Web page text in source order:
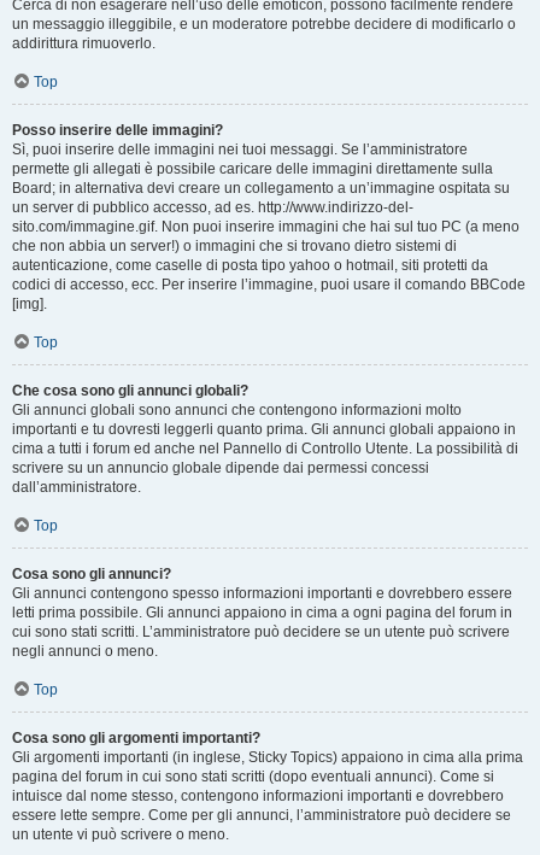
Cerca di non esagerare nell’uso delle emoticon, possono facilmente rendere
un messaggio illeggibile, e un moderatore potrebbe decidere di modificarlo o
addirittura rimuoverlo.
Top
Posso inserire delle immagini?
Sì, puoi inserire delle immagini nei tuoi messaggi. Se l’amministratore
permette gli allegati è possibile caricare delle immagini direttamente sulla
Board; in alternativa devi creare un collegamento a un’immagine ospitata su
un server di pubblico accesso, ad es. http://www.indirizzo-del-
sito.com/immagine.gif. Non puoi inserire immagini che hai sul tuo PC (a meno
che non abbia un server!) o immagini che si trovano dietro sistemi di
autenticazione, come caselle di posta tipo yahoo o hotmail, siti protetti da
codici di accesso, ecc. Per inserire l’immagine, puoi usare il comando BBCode
[img].
Top
Che cosa sono gli annunci globali?
Gli annunci globali sono annunci che contengono informazioni molto
importanti e tu dovresti leggerli quanto prima. Gli annunci globali appaiono in
cima a tutti i forum ed anche nel Pannello di Controllo Utente. La possibilità di
scrivere su un annuncio globale dipende dai permessi concessi
dall’amministratore.
Top
Cosa sono gli annunci?
Gli annunci contengono spesso informazioni importanti e dovrebbero essere
letti prima possibile. Gli annunci appaiono in cima a ogni pagina del forum in
cui sono stati scritti. L’amministratore può decidere se un utente può scrivere
negli annunci o meno.
Top
Cosa sono gli argomenti importanti?
Gli argomenti importanti (in inglese, Sticky Topics) appaiono in cima alla prima
pagina del forum in cui sono stati scritti (dopo eventuali annunci). Come si
intuisce dal nome stesso, contengono informazioni importanti e dovrebbero
essere lette sempre. Come per gli annunci, l’amministratore può decidere se
un utente vi può scrivere o meno.